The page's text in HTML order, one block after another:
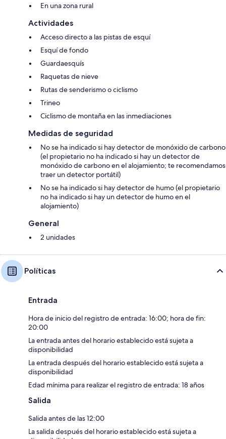
En una zona rural
Actividades
Acceso directo a las pistas de esquí
Esquí de fondo
Guardaesquís
Raquetas de nieve
Rutas de senderismo o ciclismo
Trineo
Ciclismo de montaña en las inmediaciones
Medidas de seguridad
No se ha indicado si hay detector de monóxido de carbono
(el propietario no ha indicado si hay un detector de
monóxido de carbono en el alojamiento; te recomendamos
traer un detector portátil)
No se ha indicado si hay detector de humo (el propietario
no ha indicado si hay un detector de humo en el
alojamiento)
General
2 unidades
Políticas
Entrada
Hora de inicio del registro de entrada: 16:00; hora de fin:
20:00
La entrada antes del horario establecido está sujeta a
disponibilidad
La entrada después del horario establecido está sujeta a
disponibilidad
Edad mínima para realizar el registro de entrada: 18 años
Salida
Salida antes de las 12:00
La salida después del horario establecido está sujeta a